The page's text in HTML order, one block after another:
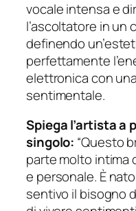
vocale intensa e
l’ascoltatore in
definendo
perfettamente
elettronica con
sentimentale.
Spiega l’artista a
singolo: “Questo
parte molto intima
e personale. È
sentivo il bisogno